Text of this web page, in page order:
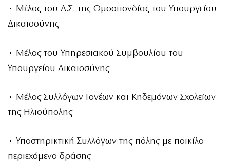
• Μέλος του Δ.Σ. της Ομοσπονδίας του Υπουργείου
Δικαιοσύνης
• Μέλος του Υπηρεσιακού Συμβουλίου του
Υπουργείου Δικαιοσύνης
• Μέλος Συλλόγων Γονέων και Κηδεμόνων Σχολείων
της Ηλιούπολης
• Υποστηρικτική Συλλόγων της πόλης με ποικίλο
περιεχόμενο δράσης